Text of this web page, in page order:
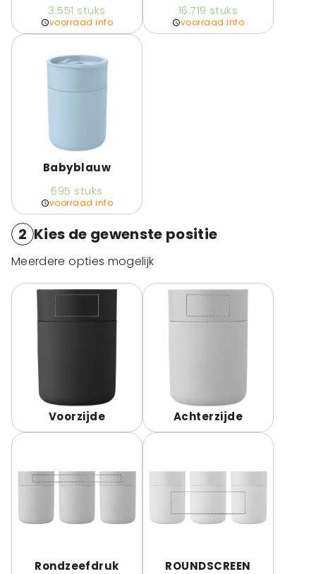
3.551 stuks
voorraad info
16.719 stuks
voorraad info
Babyblauw
695 stuks
voorraad info
2 Kies de gewenste positie
Meerdere opties mogelijk
Voorzijde Achterzijde
Rondzeefdruk
ROUNDSCREEN